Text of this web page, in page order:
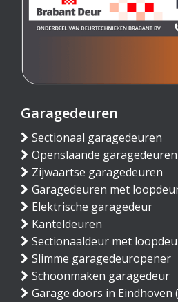
Garagedeuren
Sectionaal garagedeuren
Openslaande garagedeuren
Zijwaartse garagedeuren
Garagedeuren met
Elektrische garagedeur
Kanteldeuren
Sectionaaldeur met
Slimme garagedeuropener
Schoonmaken garagedeur
Garage doors in Eindhoven